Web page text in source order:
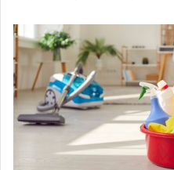
težavo morda nakopali kar
pogosto zakrivili pri pomivanju